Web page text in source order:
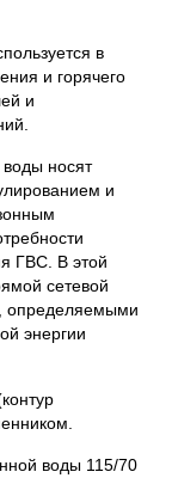
в
и горячего
и
воды носят
и
ГВС. В этой
сетевой
определяемыми
энергии
воды 115/70